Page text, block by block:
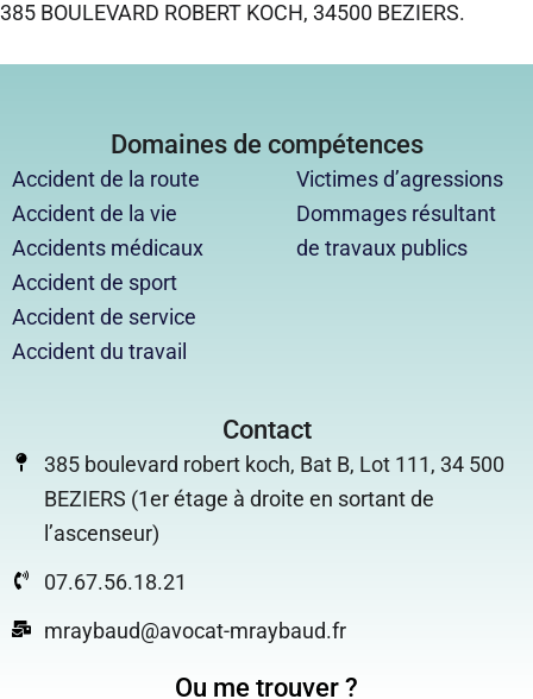
385 BOULEVARD ROBERT KOCH, 34500 BEZIERS.
Domaines de compétences
Accident de la route
Accident de la vie
Accidents médicaux
Accident de sport
Accident de service
Accident du travail
Victimes d’agressions
Dommages résultant
de travaux publics
Contact
385 boulevard robert koch, Bat B, Lot 111, 34 500
BEZIERS (1er étage à droite en sortant de
l’ascenseur)
07.67.56.18.21
mraybaud@avocat-mraybaud.fr
Ou me trouver ?